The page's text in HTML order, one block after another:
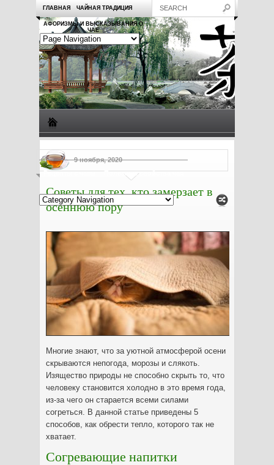
ГЛАВНАЯ ЧАЙНАЯ ТРАДИЦИЯ
АФОРИЗМЫ И ВЫСКАЗЫВАНИЯ О
ЧАЕ
Рецепты с чаем Полезные свойства чая
9 ноября, 2020
Советы для тех, кто замерзает в
осеннюю пору
Многие знают, что за уютной атмосферой осени
скрываются непогода, морозы и слякоть.
Изящество природы не способно скрыть то, что
человеку становится холодно в это время года,
из-за чего он старается всеми силами
согреться. В данной статье приведены 5
способов, как обрести тепло, которого так не
хватает.
Согревающие напитки